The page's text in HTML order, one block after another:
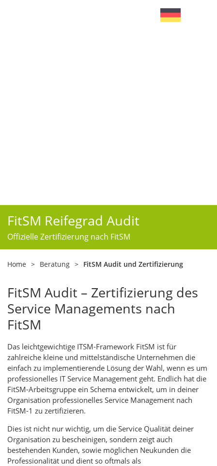
FitSM Reifegrad Audit
Offizielle Zertifizierung nach FitSM
Home > Beratung > FitSM Audit und Zertifizierung
FitSM Audit – Zertifizierung des
Service Managements nach
FitSM
Das leichtgewichtige ITSM-Framework FitSM ist für
zahlreiche kleine und mittelständische Unternehmen die
einfach zu implementierende Lösung der Wahl, wenn es um
professionelles IT Service Management geht. Endlich hat die
FitSM-Arbeitsgruppe ein Schema entwickelt, um in deiner
Organisation professionelles Service Management nach
FitSM-1 zu zertifizieren.
Dies ist nicht nur wichtig, um die Service Qualität deiner
Organisation zu bescheinigen, sondern zeigt auch
bestehenden Kunden, sowie möglichen Neukunden die
Professionalität und dient so oftmals als